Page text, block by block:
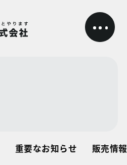
重要なお知らせ 販売情報